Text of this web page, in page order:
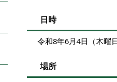
日時
令和8年6月4日（木曜
場所